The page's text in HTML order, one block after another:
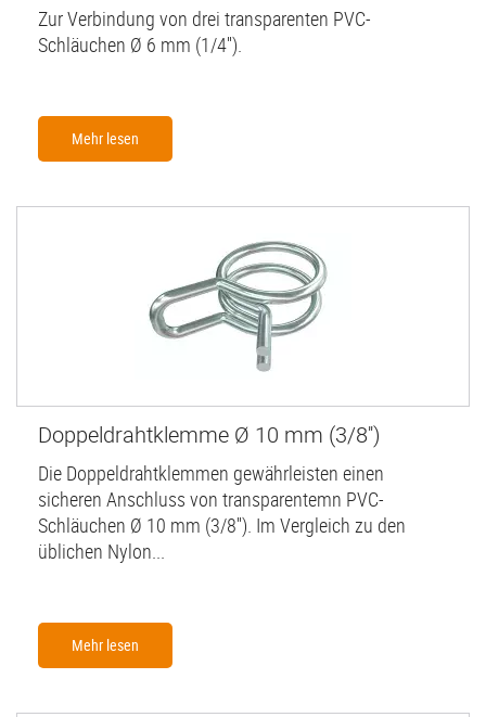
Zur Verbindung von drei transparenten PVC-
Schläuchen Ø 6 mm (1/4'').
Mehr lesen
Doppeldrahtklemme Ø 10 mm (3/8'')
Die Doppeldrahtklemmen gewährleisten einen
sicheren Anschluss von transparentemn PVC-
Schläuchen Ø 10 mm (3/8''). Im Vergleich zu den
üblichen Nylon...
Mehr lesen